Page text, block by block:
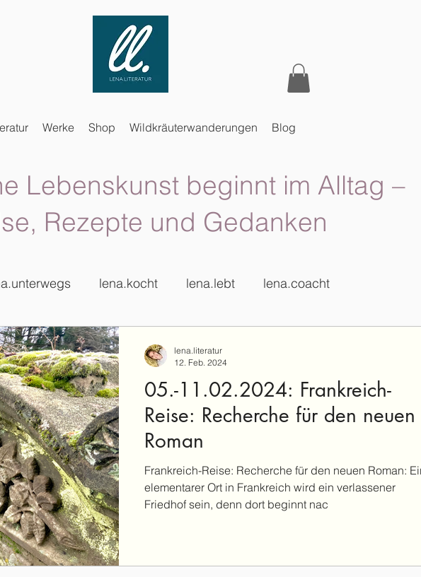
Werke Shop Wildkräuterwanderungen Blog
Lebenskunst beginnt im Alltag –
Rezepte und Gedanken
lena.kocht lena.lebt lena.coacht
05.-11.02.2024: Frankreich-
Reise: Recherche für den neuen
Roman
Frankreich-Reise: Recherche für den neuen Roman:
elementarer Ort in Frankreich wird ein verlassener
Friedhof sein, denn dort beginnt nac
lena.literatur
12. Feb. 2024